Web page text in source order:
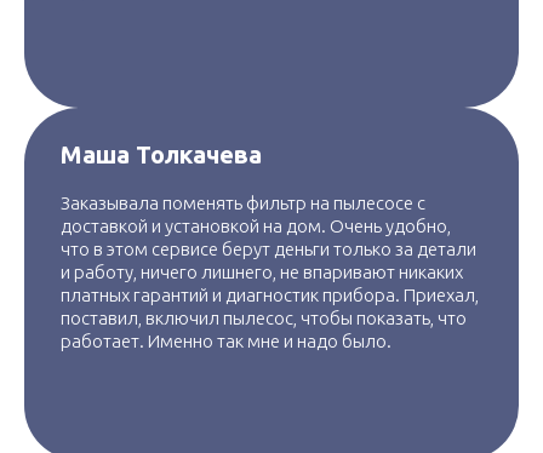
Маша Толкачева
Заказывала поменять фильтр на пылесосе с
доставкой и установкой на дом. Очень удобно,
что в этом сервисе берут деньги только за детали
и работу, ничего лишнего, не впаривают никаких
платных гарантий и диагностик прибора. Приехал,
поставил, включил пылесос, чтобы показать, что
работает. Именно так мне и надо было.